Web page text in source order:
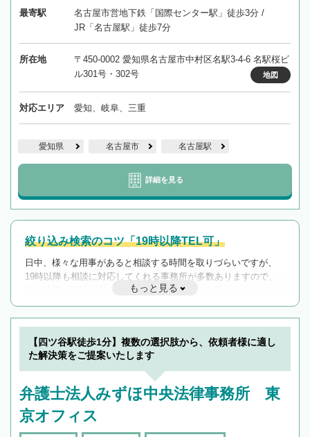
最寄駅
名古屋市営地下鉄「国際センター駅」徒歩3分 /
JR「名古屋駅」徒歩7分
所在地
〒450-0002 愛知県名古屋市中村区名駅3-4-6 名駅桜ビ
ル301号・302号
地図
対応エリア 愛知、岐阜、三重
愛知県 名古屋市 名古屋駅
詳細を見る
絞り込み検索のコツ「19時以降TEL可」
日中、様々な用事があると相談する時間を取りづらいですが、
19時以降も相談に対応してくれる事務所が多数ありますので、
遅い時間の相談が増えそうな場合はそのような事務所に絞り込
んで検索してみましょう。
19時以降TEL可の条件
を加えて再検索
もっと見る
【四ツ谷駅徒歩1分】複数の選択肢から、依頼者様に適し
た解決策をご提案いたします
弁護士法人みずほ中央法律事務所 東
京オフィス